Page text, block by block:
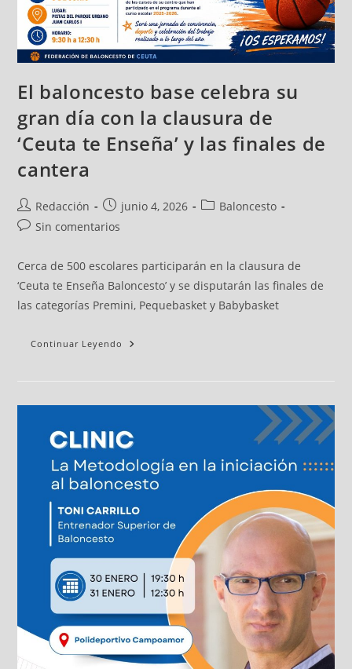
El baloncesto base celebra su
gran día con la clausura de
‘Ceuta te Enseña’ y las finales de
cantera
Redacción junio 4, 2026
Baloncesto
Sin comentarios
Cerca de 500 escolares participarán en la clausura de
‘Ceuta te Enseña Baloncesto’ y se disputarán las finales de
las categorías Premini, Pequebasket y Babybasket
Continuar Leyendo